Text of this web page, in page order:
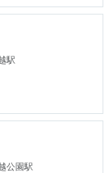
駅
公園駅